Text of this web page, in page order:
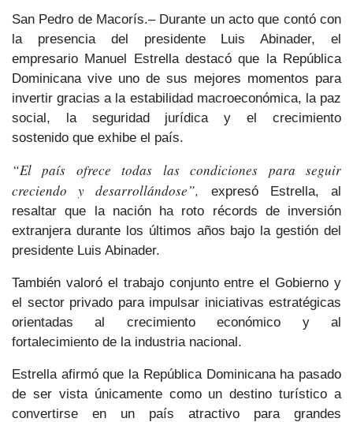
San Pedro de Macorís.– Durante un acto que contó con
la presencia del
presidente Luis Abinader, el
empresario Manuel Estrelladestacó que la República
Dominicana vive uno de sus mejores momentos para
invertir gracias a la estabilidad macroeconómica, la paz
social, la seguridad jurídica y el crecimiento
sostenido que exhibe el país.
“El país ofrece todas las condiciones para seguir
creciendo y desarrollándose”,
expresó Estrella, al
resaltar que la nación ha roto récords de inversión
extranjera durante los últimos años bajo la gestión del
presidente Luis Abinader.
También valoró el trabajo conjunto entre el Gobierno y
el sector privado para impulsar iniciativas estratégicas
orientadas al crecimiento económico y al
fortalecimiento de la industria nacional.
Estrella afirmó que la República Dominicana ha pasado
de ser vista únicamente como un destino turístico a
convertirse en un
país atractivo para grandes